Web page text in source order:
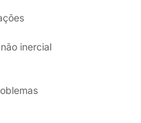
inercial